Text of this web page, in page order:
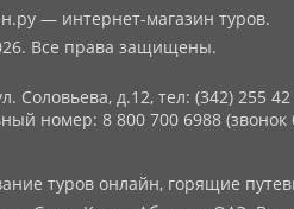
— интернет-магазин туров.
Все права защищены.
Соловьева, д.12, тел: (342) 255
номер: 8 800 700 6988 (звонок
туров онлайн, горящие